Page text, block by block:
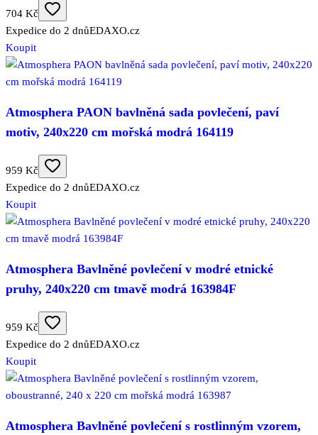
704 Kč
Expedice do 2 dnůEDAXO.cz
Koupit
Atmosphera PAON bavlněná sada povlečení, paví
motiv, 240x220 cm mořská modrá 164119
959 Kč
Expedice do 2 dnůEDAXO.cz
Koupit
Atmosphera Bavlněné povlečení v modré etnické
pruhy, 240x220 cm tmavě modrá 163984F
959 Kč
Expedice do 2 dnůEDAXO.cz
Koupit
Atmosphera Bavlněné povlečení s rostlinným vzorem,